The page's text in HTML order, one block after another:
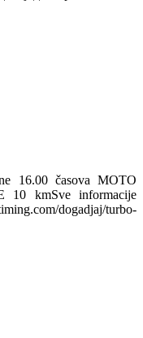
16.00 časova MOTO
kmSve informacije
dogadjaj/turbo-